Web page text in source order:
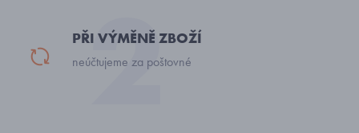
PŘI VÝMĚNĚ ZBOŽÍ
neúčtujeme za poštovné